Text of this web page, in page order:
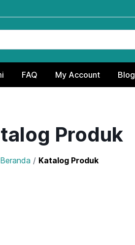
FAQ My Account Blog
Produk
Beranda / Katalog Produk